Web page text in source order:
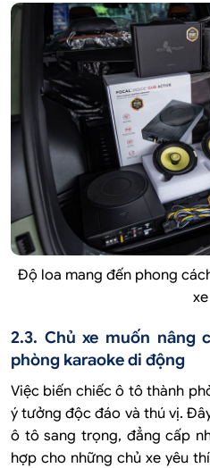
Độ loa mang đến phong
xe
2.3. Chủ xe muốn nâng
phòng karaoke di động
Việc biến chiếc ô tô thành
ý tưởng độc đáo và thú vị.
ô tô sang trọng, đẳng cấp
hợp cho những chủ xe yêu